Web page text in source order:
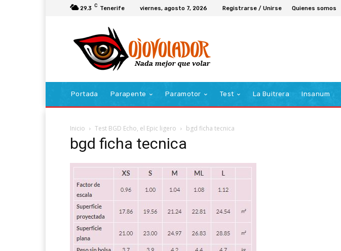
29.3 C Tenerife viernes, agosto 7, 2026 Registrarse / Unirse Quienes somos
Portada Parapente Paramotor Test La Buitrera Insanum
Inicio Test BGD Echo, el Epic ligero bgd ficha tecnica
bgd ficha tecnica